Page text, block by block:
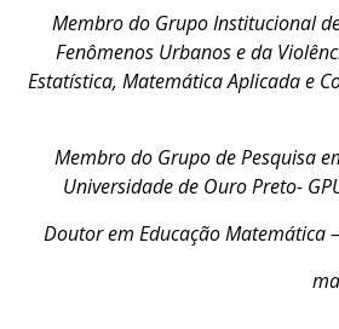
Membro do Grupo Institucional
Fenômenos Urbanos e da
Estatística, Matemática Aplicada e
Membro do Grupo de Pesquisa
Universidade de Ouro Preto-
Doutor em Educação Matemática